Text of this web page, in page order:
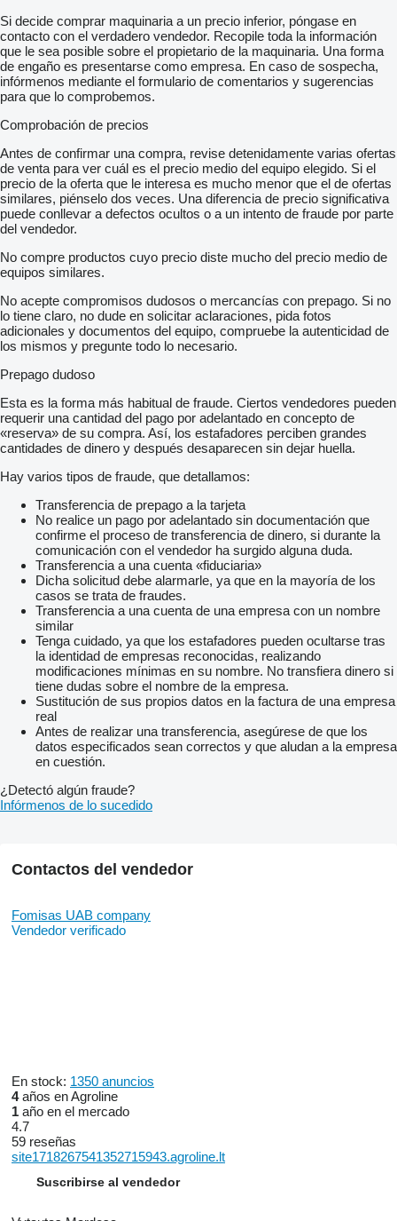
Si decide comprar maquinaria a un precio inferior, póngase en
contacto con el verdadero vendedor. Recopile toda la información
que le sea posible sobre el propietario de la maquinaria. Una forma
de engaño es presentarse como empresa. En caso de sospecha,
infórmenos mediante el formulario de comentarios y sugerencias
para que lo comprobemos.
Comprobación de precios
Antes de confirmar una compra, revise detenidamente varias ofertas
de venta para ver cuál es el precio medio del equipo elegido. Si el
precio de la oferta que le interesa es mucho menor que el de ofertas
similares, piénselo dos veces. Una diferencia de precio significativa
puede conllevar a defectos ocultos o a un intento de fraude por parte
del vendedor.
No compre productos cuyo precio diste mucho del precio medio de
equipos similares.
No acepte compromisos dudosos o mercancías con prepago. Si no
lo tiene claro, no dude en solicitar aclaraciones, pida fotos
adicionales y documentos del equipo, compruebe la autenticidad de
los mismos y pregunte todo lo necesario.
Prepago dudoso
Esta es la forma más habitual de fraude. Ciertos vendedores pueden
requerir una cantidad del pago por adelantado en concepto de
«reserva» de su compra. Así, los estafadores perciben grandes
cantidades de dinero y después desaparecen sin dejar huella.
Hay varios tipos de fraude, que detallamos:
Transferencia de prepago a la tarjeta
No realice un pago por adelantado sin documentación que
confirme el proceso de transferencia de dinero, si durante la
comunicación con el vendedor ha surgido alguna duda.
Transferencia a una cuenta «fiduciaria»
Dicha solicitud debe alarmarle, ya que en la mayoría de los
casos se trata de fraudes.
Transferencia a una cuenta de una empresa con un nombre
similar
Tenga cuidado, ya que los estafadores pueden ocultarse tras
la identidad de empresas reconocidas, realizando
modificaciones mínimas en su nombre. No transfiera dinero si
tiene dudas sobre el nombre de la empresa.
Sustitución de sus propios datos en la factura de una empresa
real
Antes de realizar una transferencia, asegúrese de que los
datos especificados sean correctos y que aludan a la empresa
en cuestión.
¿Detectó algún fraude?
Infórmenos de lo sucedido
Contactos del vendedor
Fomisas UAB company
Vendedor verificado
En stock: 1350 anuncios
4años en Agroline
1 año en el mercado
4.7
59 reseñas
site1718267541352715943.agroline.lt
Suscribirse al vendedor